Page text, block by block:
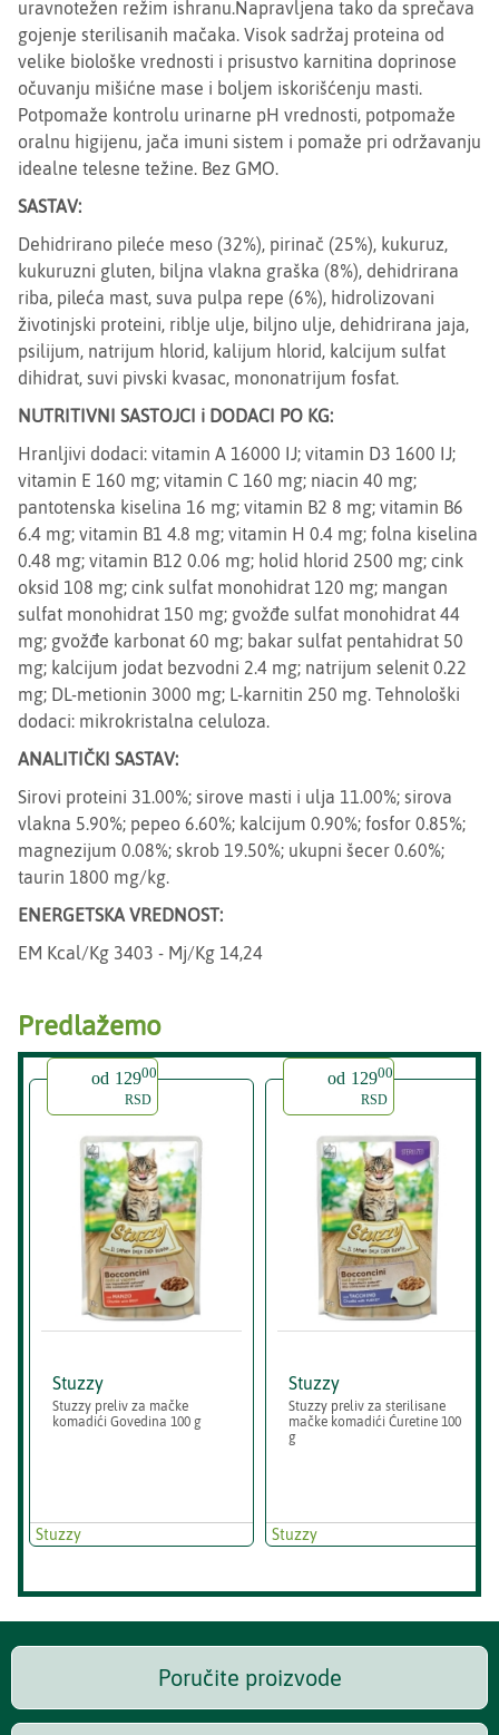
uravnotežen režim ishranu.Napravljena tako da sprečava
gojenje sterilisanih mačaka. Visok sadržaj proteina od
velike biološke vrednosti i prisustvo karnitina doprinose
očuvanju mišićne mase i boljem iskorišćenju masti.
Potpomaže kontrolu urinarne pH vrednosti, potpomaže
oralnu higijenu, jača imuni sistem i pomaže pri održavanju
idealne telesne težine. Bez GMO.
SASTAV:
Dehidrirano pileće meso (32%), pirinač (25%), kukuruz,
kukuruzni gluten, biljna vlakna graška (8%), dehidrirana
riba, pileća mast, suva pulpa repe (6%), hidrolizovani
životinjski proteini, riblje ulje, biljno ulje, dehidrirana jaja,
psilijum, natrijum hlorid, kalijum hlorid, kalcijum sulfat
dihidrat, suvi pivski kvasac, mononatrijum fosfat.
NUTRITIVNI SASTOJCI i DODACI PO KG:
Hranljivi dodaci: vitamin A 16000 IJ; vitamin D3 1600 IJ;
vitamin E 160 mg; vitamin C 160 mg; niacin 40 mg;
pantotenska kiselina 16 mg; vitamin B2 8 mg; vitamin B6
6.4 mg; vitamin B1 4.8 mg; vitamin H 0.4 mg; folna kiselina
0.48 mg; vitamin B12 0.06 mg; holid hlorid 2500 mg; cink
oksid 108 mg; cink sulfat monohidrat 120 mg; mangan
sulfat monohidrat 150 mg; gvožđe sulfat monohidrat 44
mg; gvožđe karbonat 60 mg; bakar sulfat pentahidrat 50
mg; kalcijum jodat bezvodni 2.4 mg; natrijum selenit 0.22
mg; DL-metionin 3000 mg; L-karnitin 250 mg. Tehnološki
dodaci: mikrokristalna celuloza.
ANALITIČKI SASTAV:
Sirovi proteini 31.00%; sirove masti i ulja 11.00%; sirova
vlakna 5.90%; pepeo 6.60%; kalcijum 0.90%; fosfor 0.85%;
magnezijum 0.08%; skrob 19.50%; ukupni šecer 0.60%;
taurin 1800 mg/kg.
ENERGETSKA VREDNOST:
EM Kcal/Kg 3403 - Mj/Kg 14,24
Predlažemo
od 12900
RSD
Stuzzy
Stuzzy preliv za mačke
komadići Govedina 100 g
Stuzzy
od 12900
RSD
Stuzzy
Stuzzy preliv za sterilisane
mačke komadići Ćuretine 100
g
Stuzzy
Poručite proizvode